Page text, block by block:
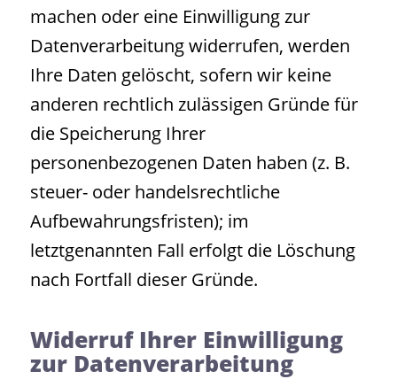
machen oder eine Einwilligung zur
Datenverarbeitung widerrufen, werden
Ihre Daten gelöscht, sofern wir keine
anderen rechtlich zulässigen Gründe für
die Speicherung Ihrer
personenbezogenen Daten haben (z. B.
steuer- oder handelsrechtliche
Aufbewahrungsfristen); im
letztgenannten Fall erfolgt die Löschung
nach Fortfall dieser Gründe.
Widerruf Ihrer Einwilligung
zur Datenverarbeitung